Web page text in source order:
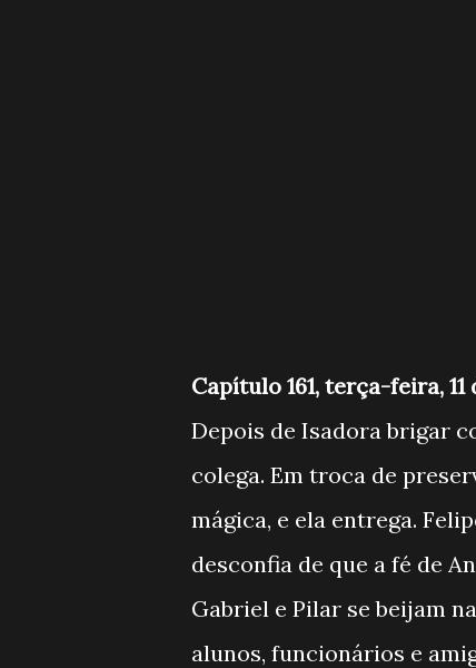
Capítulo 161, terça-feira,
Depois de Isadora brigar
colega. Em troca de
mágica, e ela entrega.
desconfia de que a fé de
Gabriel e Pilar se beijam
alunos, funcionários e